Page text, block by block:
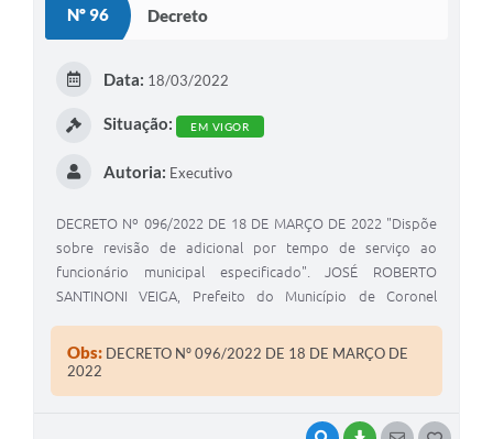
Nº 96 Decreto
Data: 18/03/2022
Situação: EM VIGOR
Autoria: Executivo
DECRETO Nº 096/2022 DE 18 DE MARÇO DE 2022 "Dispõe
sobre revisão de adicional por tempo de serviço ao
funcionário municipal especificado". JOSÉ ROBERTO
SANTINONI VEIGA, Prefeito do Município de Coronel
legais de seu cargo.
Obs: DECRETO Nº 096/2022 DE 18 DE MARÇO DE
2022